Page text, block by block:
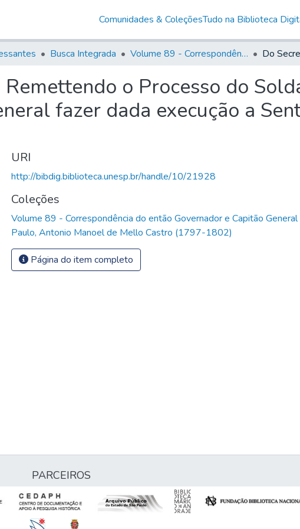
Comunidades & ColeçõesTudo na Biblioteca
Busca Integrada Volume 89 - Correspondência do então Governador e Capitão General de São Paulo, Antonio Manoel de Mello Castro (1797-1802)
o Processo do
fazer dada execução a
URI
http://bibdig.biblioteca.unesp.br/handle/10/21928
Coleções
Volume 89 - Correspondência do então Governador e Capitão General
Paulo, Antonio Manoel de Mello Castro (1797-1802)
Página do item completo
PARCEIROS